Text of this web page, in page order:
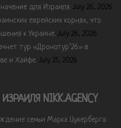
для Израиля. July 26, 2026
еврейских корнях, что
к Украине. July 26, 2026
тур «Дронотур’26» в
и Хайфе. July 25, 2026
NIKK.AGENCY
семьи Марка Цукерберга: